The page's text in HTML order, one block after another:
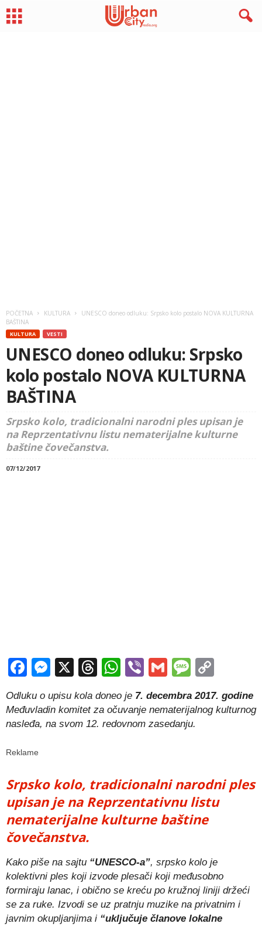
POČETNA KULTURA
UNESCO doneo odluku: Srpsko kolo postalo NOVA KULTURNA
BAŠTINA
KULTURA VESTI
UNESCO doneo odluku: Srpsko
kolo postalo NOVA KULTURNA
BAŠTINA
Srpsko kolo, tradicionalni narodni ples upisan je
na Reprzentativnu listu nematerijalne kulturne
baštine čovečanstva.
07/12/2017
Facebook
Messenger
X Threads
WhatsApp
ViberGmail
Odluku o upisu kola doneo je 7. decembra 2017. godine
Međuvladin komitet za očuvanje nematerijalnog kulturnog
nasleđa, na svom 12. redovnom zasedanju.
Reklame
Srpsko kolo, tradicionalni narodni ples
upisan je na Reprzentativnu listu
nematerijalne kulturne baštine
čovečanstva.
Kako piše na sajtu “UNESCO-a”, srpsko kolo je
kolektivni ples koji izvode plesači koji međusobno
formiraju lanac, i obično se kreću po kružnoj liniji držeći
se za ruke. Izvodi se uz pratnju muzike na privatnim i
javnim okupljanjima i “uključuje članove lokalne